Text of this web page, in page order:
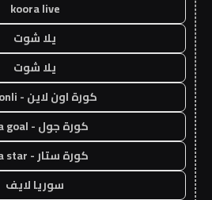
koora live
يلا شوت
يلا شوت
كورة اون لاين - kora onli
كورة جول - kora goal
كورة ستار - kora star
سوريا لايف